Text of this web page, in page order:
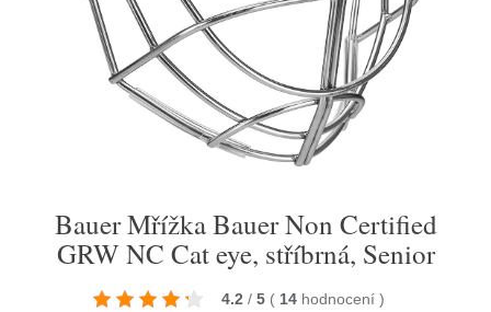
Bauer Mřížka Bauer Non Certified
GRW NC Cat eye, stříbrná, Senior
4.2 / 5 ( 14 hodnocení )